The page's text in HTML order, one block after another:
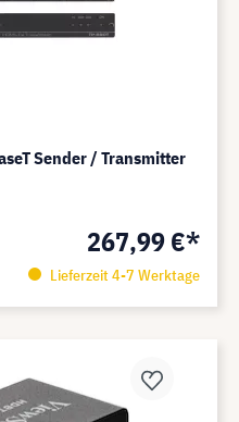
Sender / Transmitter
267,99 €*
Lieferzeit 4-7 Werktage